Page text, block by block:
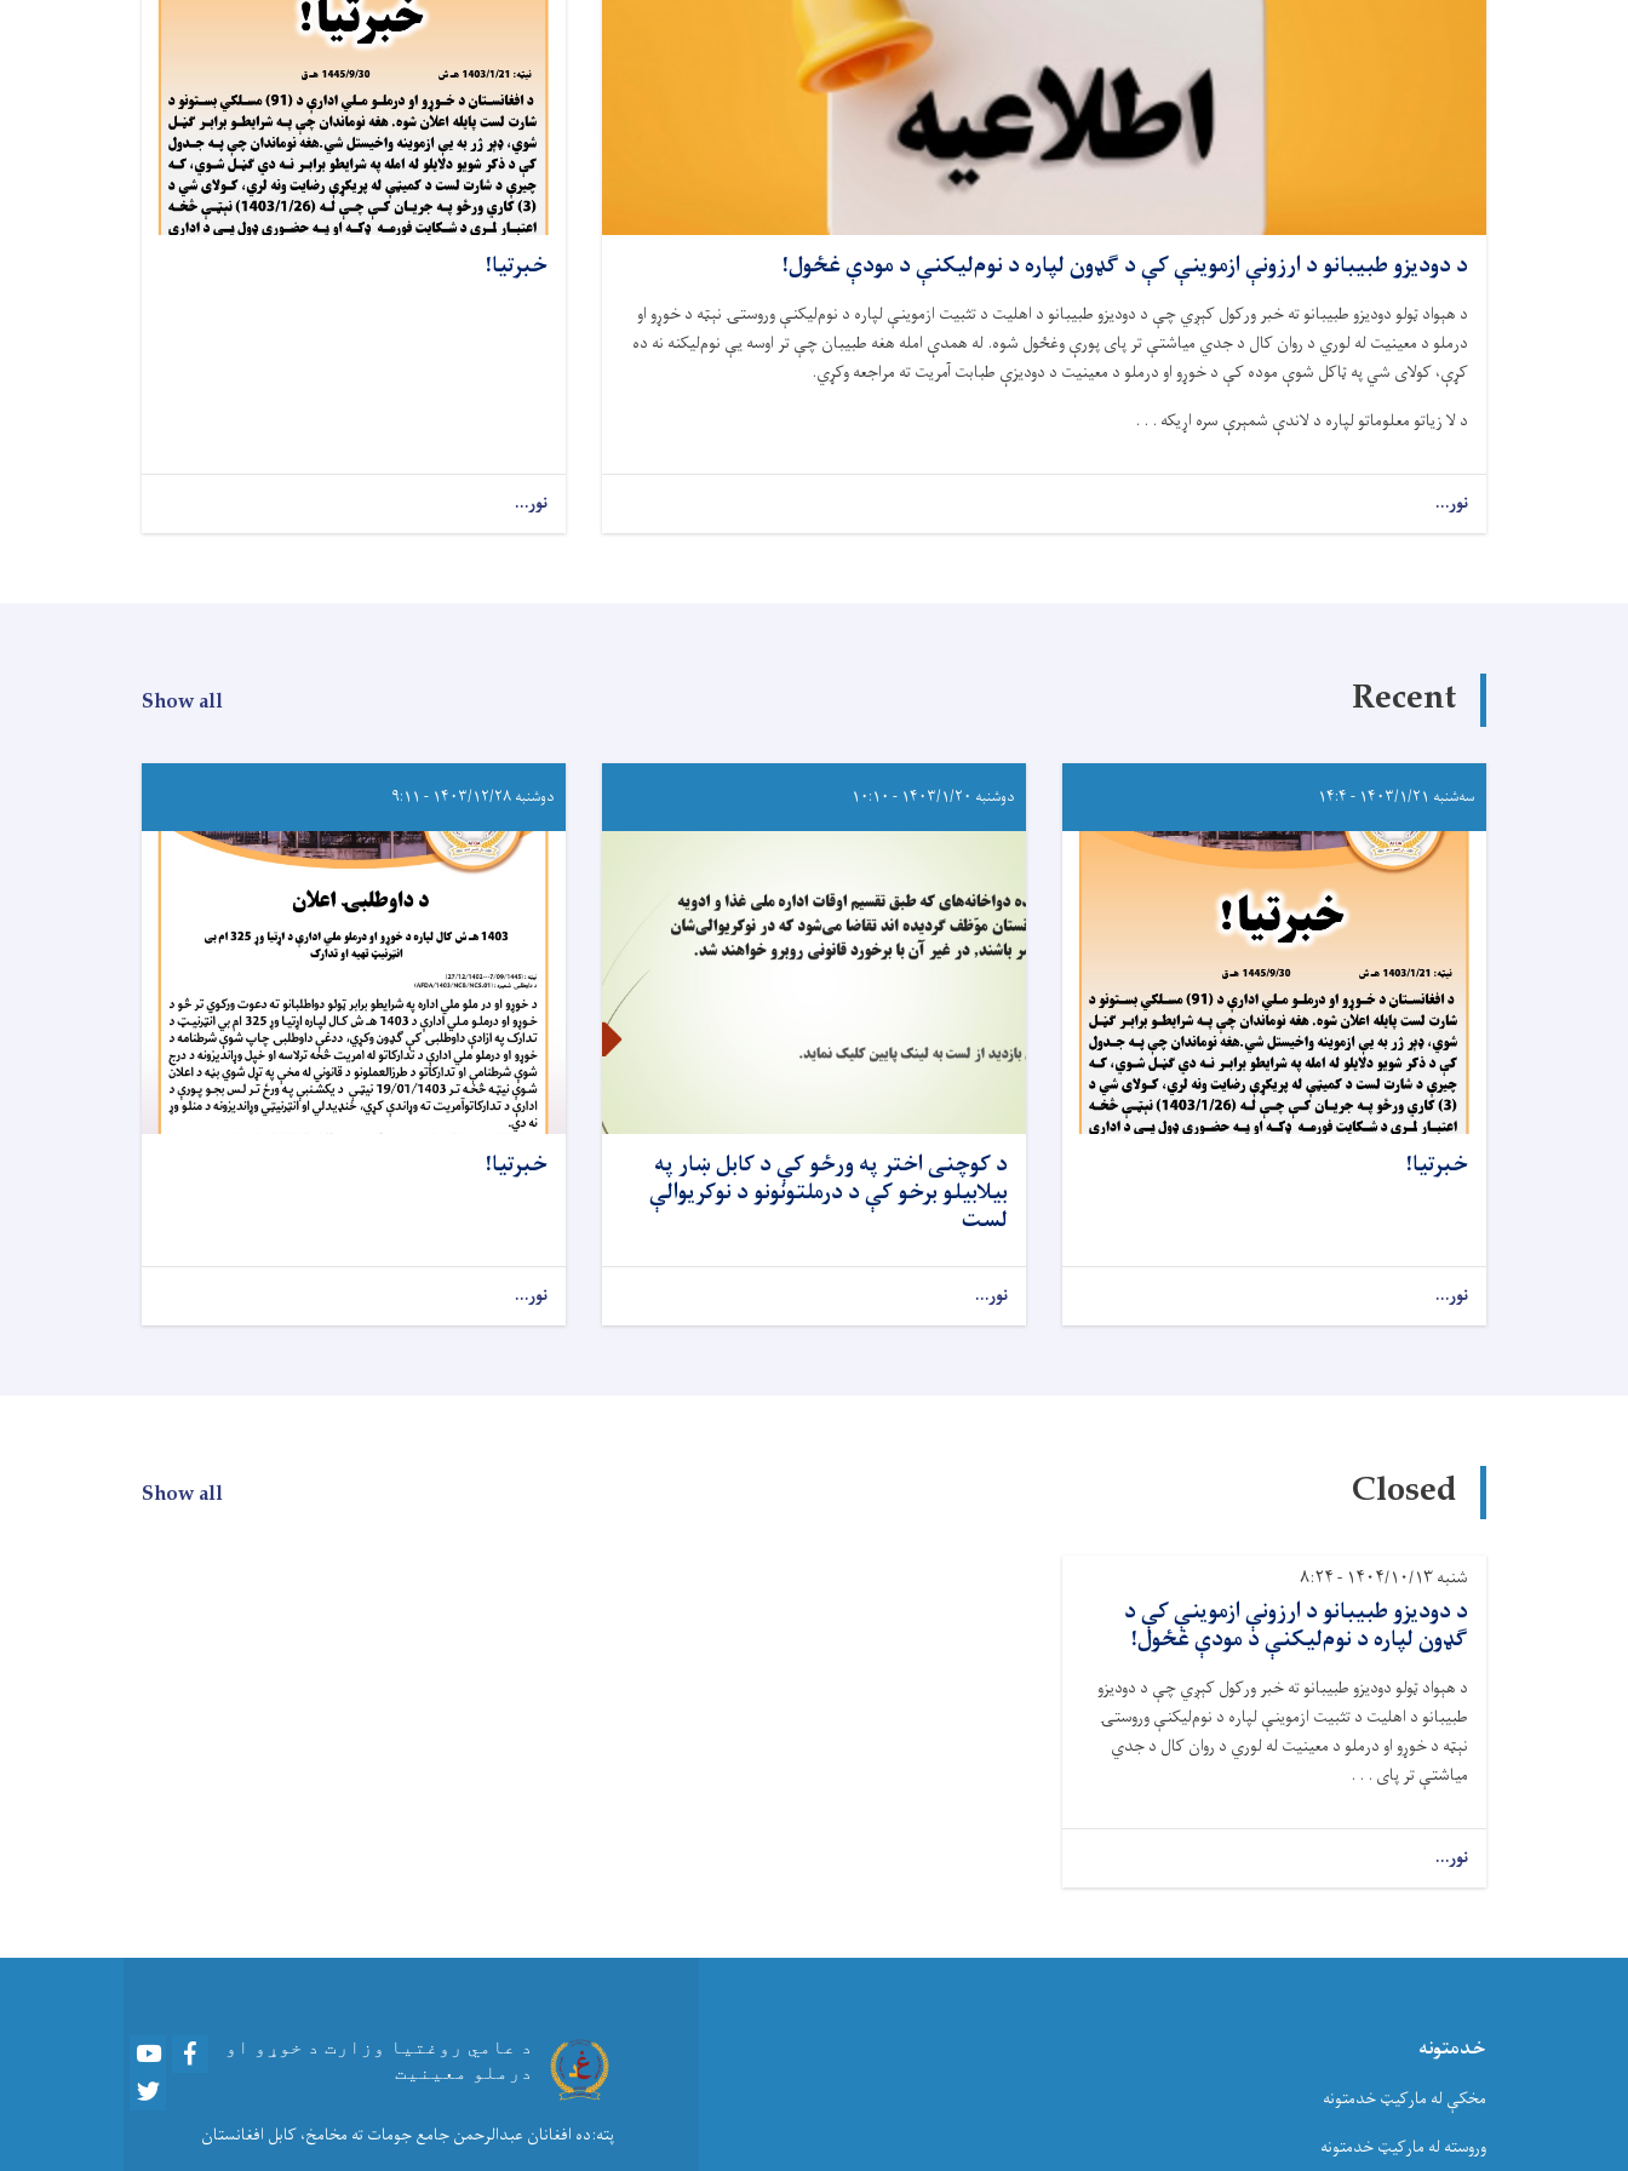
د دودیزو طبیبانو د ارزونې ازموینې کې د ګډون لپاره د نوم‌لیکنې د مودې غځول!
د هېواد ټولو دودیزو طبیبانو ته خبر ورکول کېږي چې د دودیزو طبیبانو د اهلیت د تثبیت ازموینې لپاره د نوم‌لیکنې وروستۍ نېټه د خوړو او
درملو د معینیت له لوري د روان کال د جدي میاشتې تر پای پورې وغځول شوه. له همدې امله هغه طبیبان چې تر اوسه یې نوم‌لیکنه نه ده
کړې، کولای شي په ټاکل شوې موده کې د خوړو او درملو د معینیت د دودیزې طبابت آمریت ته مراجعه وکړي.
د لا زیاتو معلوماتو لپاره د لاندې شمېرې سره اړیکه . . .
نور...
خبرتیا!
نور...
Recent
Show all
سه‌شنبه ۱۴۰۳/۱/۲۱ - ۱۴:۴
خبرتیا!
نور...
دوشنبه ۱۴۰۳/۱/۲۰ - ۱۰:۱۰
د کوچنی اختر په ورځو کې د کابل ښار په
بیلابیلو برخو کې د درملتونونو د نوکریوالې
لست
نور...
دوشنبه ۱۴۰۳/۱۲/۲۸ - ۹:۱۱
خبرتیا!
نور...
Closed
Show all
شنبه ۱۴۰۴/۱۰/۱۳ - ۸:۲۴
د دودیزو طبیبانو د ارزونې ازموینې کې د
ګډون لپاره د نوم‌لیکنې د مودې غځول!
د هېواد ټولو دودیزو طبیبانو ته خبر ورکول کېږي چې د دودیزو
طبیبانو د اهلیت د تثبیت ازموینې لپاره د نوم‌لیکنې وروستۍ
نېټه د خوړو او درملو د معینیت له لوري د روان کال د جدي
میاشتې تر پای . . .
نور...
خدمتونه
مخکې له مارکیټ خدمتونه
وروسته له مارکیټ خدمتونه
د عامي روغتیا وزارت د خوړو او
درملو معینیت
Youtube Facebook
پته:ده افغانان عبدالرحمن جامع جومات ته مخامخ، کابل افغانستان